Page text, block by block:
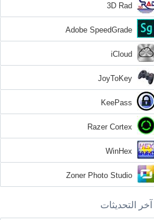
3D Rad
Adobe SpeedGrade
iCloud
JoyToKey
KeePass
Razer Cortex
WinHex
Zoner Photo Studio
آخر التحديثات